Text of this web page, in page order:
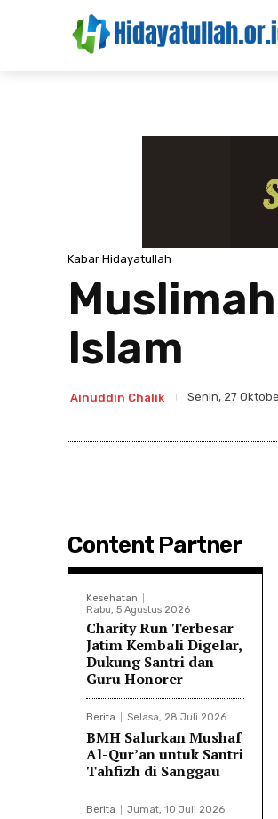
Kabar Hidayatullah
Islam
Ainuddin Chalik Senin, 27
Content Partner
Kesehatan
Rabu, 5 Agustus 2026
Charity Run Terbesar
Jatim Kembali Digelar,
Dukung Santri dan
Guru Honorer
Berita Selasa, 28 Juli 2026
BMH Salurkan Mushaf
Al-Qur’an untuk Santri
Tahfizh di Sanggau
Berita Jumat, 10 Juli 2026